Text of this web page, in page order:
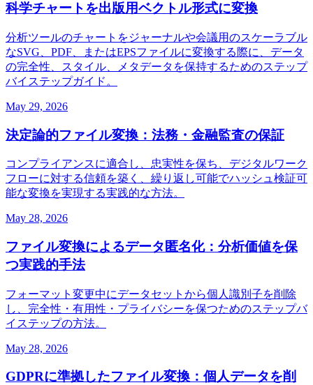
科学チャートを出版用ベクトル形式に変換
分析ツールのチャートをジャーナルや会議用のスケーラブル
なSVG、PDF、またはEPSファイルに変換する際に、データ
の完全性、スタイル、メタデータを保持するためのステップ
バイステップガイド。
May 29, 2026
決定論的ファイル変換：法務・金融監査の保証
コンプライアンスに適合し、忠実性を保ち、デジタルワーク
フローに対する信頼を築く、繰り返し可能でハッシュ検証可
能な変換を実現する実践的な方法。
May 28, 2026
ファイル変換によるデータ匿名化：分析価値を保
つ実践的手法
フォーマット変更中にデータセットから個人識別子を削除
し、完全性・有用性・プライバシーを保つためのステップバ
イステップの方法。
May 28, 2026
GDPRに準拠したファイル変換：個人データを削